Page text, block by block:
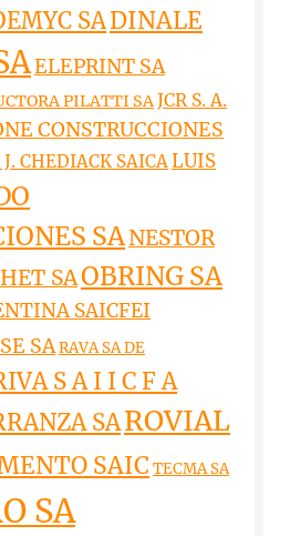
SADINALE
ELEPRINT SA
PILATTI SAJCR S. A.
CONSTRUCCIONES
J. CHEDIACK SAICALUIS
SANESTOR
SAOBRING SA
SAICFEI
SARAVA SA DE
S A I I C F A
SAROVIAL
SAIC TECMA SA
SA